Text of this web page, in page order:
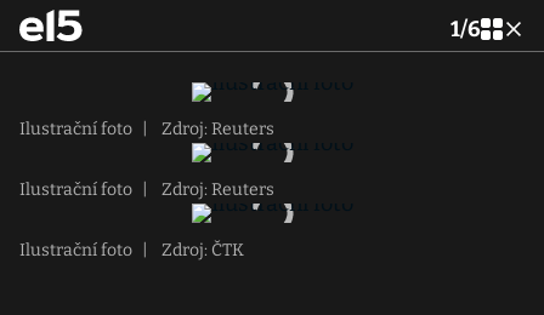
1/6
Ilustrační foto Zdroj: Reuters
Ilustrační foto Zdroj: Reuters
Ilustrační foto Zdroj: ČTK